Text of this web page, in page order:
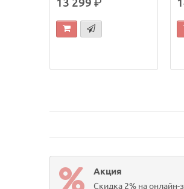
Акция
Скидка 2% на онлайн-